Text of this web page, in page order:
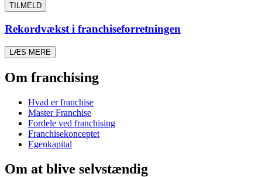
TILMELD
Rekordvækst i franchiseforretningen
LÆS MERE
Om franchising
Hvad er franchise
Master Franchise
Fordele ved franchising
Franchisekonceptet
Egenkapital
Om at blive selvstændig